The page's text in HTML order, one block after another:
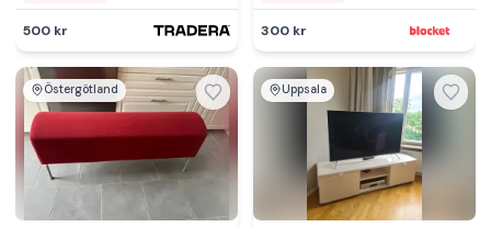
500 kr 300 kr
Östergötland Uppsala